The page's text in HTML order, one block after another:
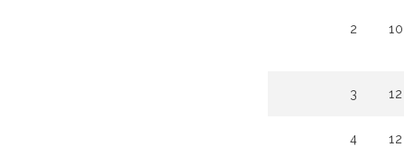
2
3
4